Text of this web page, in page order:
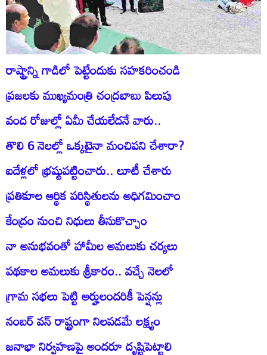
రాష్ట్రాన్ని గాడిలో పెట్టేందుకు సహకరించండి
ప్రజలకు ముఖ్యమంత్రి చంద్రబాబు పిలుపు
వంద రోజుల్లో ఏమీ చేయలేదనే వారు..
తొలి 6 నెలల్లో ఒక్కటైనా మంచిపని చేశారా?
ఐదేళ్లలో భ్రష్టుపట్టించారు.. లూటీ చేశారు
ప్రతికూల ఆర్థిక పరిస్థితులను అధిగమించాం
కేంద్రం నుంచి నిధులు తీసుకొచ్చాం
నా అనుభవంతో హామీల అమలుకు చర్యలు
పథకాల అమలుకు శ్రీకారం.. వచ్చే నెలలో
గ్రామ సభలు పెట్టి అర్హులందరికీ పెన్షన్లు
నంబర్‌ వన్‌ రాష్ట్రంగా నిలపడమే లక్ష్యం
జనాభా నిర్వహణపై అందరూ దృష్టిపెట్టాలి